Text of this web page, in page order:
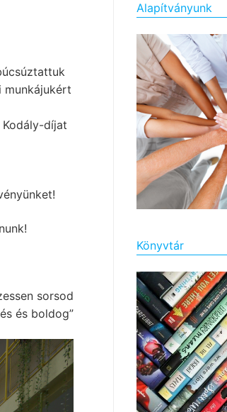
munkájukért
díjat
sorsod
és boldog”
Alapítványunk
Könyvtár